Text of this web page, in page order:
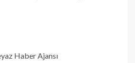
Haber Ajansı